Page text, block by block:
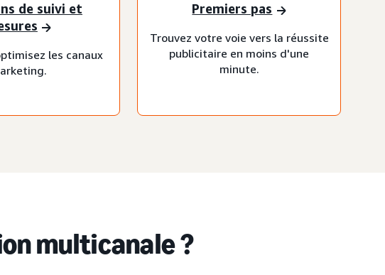
de suivi et
les canaux
Premiers pas
Trouvez votre voie vers la réussite
publicitaire en moins d'une
minute.
multicanale ?